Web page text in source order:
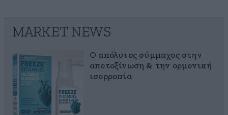
MARKET NEWS
Ο απόλυτος σύμμαχος στην
αποτοξίνωση & την ορμονική
ισορροπία